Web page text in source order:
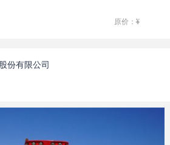
原价：¥
份有限公司